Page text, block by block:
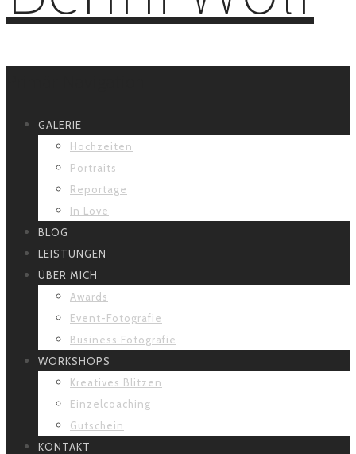
GALERIE
Hochzeiten
Portraits
Reportage
In Love
BLOG
LEISTUNGEN
ÜBER MICH
Awards
Event-Fotografie
Business Fotografie
WORKSHOPS
Kreatives Blitzen
Einzelcoaching
Gutschein
KONTAKT